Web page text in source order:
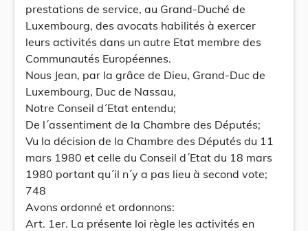
prestations de service, au Grand-Duché de
Luxembourg, des avocats habilités à exercer
leurs activités dans un autre Etat membre des
Communautés Européennes.
Nous Jean, par la grâce de Dieu, Grand-Duc de
Luxembourg, Duc de Nassau,
Notre Conseil d´Etat entendu;
De l´assentiment de la Chambre des Députés;
Vu la décision de la Chambre des Députés du 11
mars 1980 et celle du Conseil d´Etat du 18 mars
1980 portant qu´il n´y a pas lieu à second vote;
748
Avons ordonné et ordonnons:
Art. 1er. La présente loi règle les activités en